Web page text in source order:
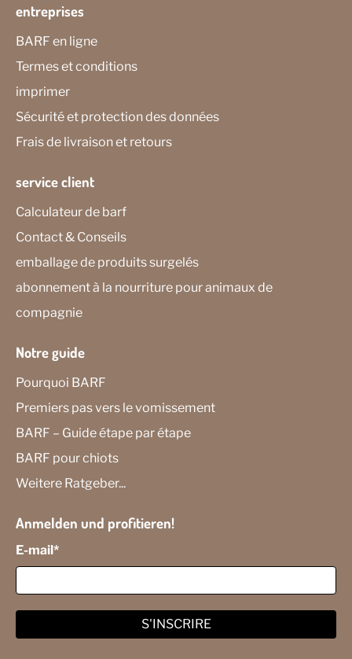
entreprises
BARF en ligne
Termes et conditions
imprimer
Sécurité et protection des données
Frais de livraison et retours
service client
Calculateur de barf
Contact & Conseils
emballage de produits surgelés
abonnement à la nourriture pour animaux de
compagnie
Notre guide
Pourquoi BARF
Premiers pas vers le vomissement
BARF – Guide étape par étape
BARF pour chiots
Weitere Ratgeber...
Anmelden und profitieren!
E-mail*
S'INSCRIRE